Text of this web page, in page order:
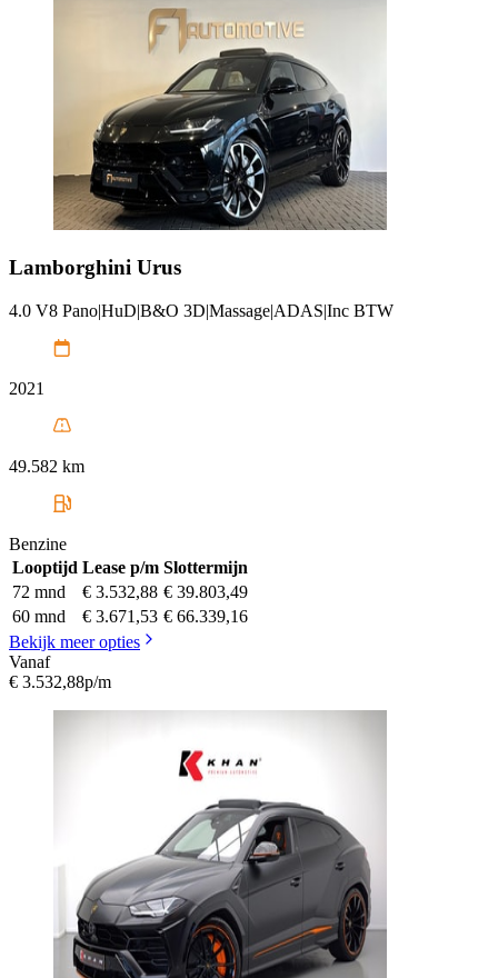
Lamborghini Urus
4.0 V8 Pano|HuD|B&O 3D|Massage|ADAS|Inc BTW
2021
49.582 km
Benzine
Looptijd Lease p/m Slottermijn
72 mnd
€ 3.532,88 € 39.803,49
60 mnd
€ 3.671,53 € 66.339,16
Bekijk meer opties
Vanaf
€ 3.532,88p/m